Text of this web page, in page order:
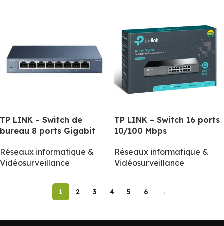
TP LINK – Switch de
bureau 8 ports Gigabit
Réseaux informatique &
Vidéosurveillance
TP LINK – Switch 16 ports
10/100 Mbps
Réseaux informatique &
Vidéosurveillance
1 2 3 4 5 6 →